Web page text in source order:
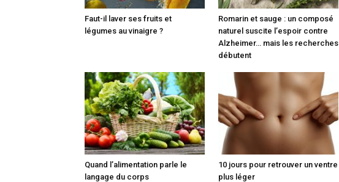
Faut-il laver ses fruits et
légumes au vinaigre ?
Romarin et sauge : un composé
naturel suscite l’espoir contre
Alzheimer… mais les recherches
débutent
Quand l’alimentation parle le
langage du corps
10 jours pour retrouver un ventre
plus léger